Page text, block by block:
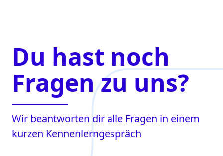
Du hast noch
Fragen zu uns?
Wir beantworten dir alle Fragen in einem
kurzen Kennenlerngespräch